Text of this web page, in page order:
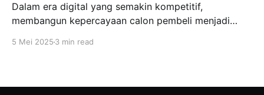
Dalam era digital yang semakin kompetitif,
membangun kepercayaan calon pembeli menjadi
5 Mei 2025 3 min read